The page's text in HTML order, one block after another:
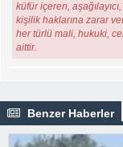
küfür içeren,
kişilik haklarına zarar
her türlü mali, hukuki,
aittir.
Benzer Haberler